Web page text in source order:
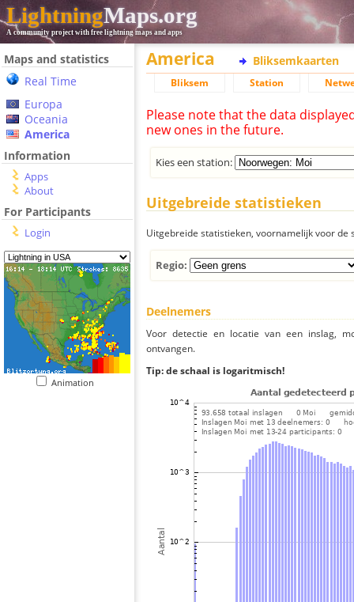
LightningMaps.org
A community project with free lightning maps and apps
Maps and statistics
Real Time
Europa
Oceania
America
Information
Apps
About
For Participants
Login
Animation
America Bliksemkaarten
Bliksem Station
Please note that the data
new ones in the future.
Kies een station:
Uitgebreide statistieken
Uitgebreide statistieken, voornamelijk voor de
Regio:
Deelnemers
Voor detectie en locatie van een inslag,
ontvangen.
Tip: de schaal is logaritmisch!